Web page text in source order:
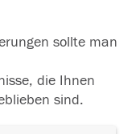
sollte man
die Ihnen
sind.